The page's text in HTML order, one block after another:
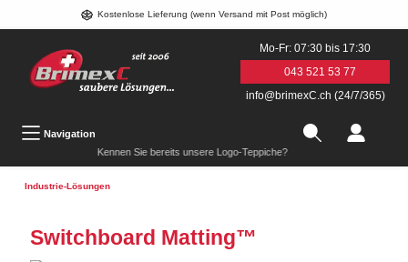
Kostenlose Lieferung (wenn Versand mit Post möglich)
Mo-Fr: 07:30 bis 17:30
043 521 53 77
info@brimexC.ch (24/7/365)
Navigation
Kennen Sie bereits unsere Logo-Teppiche?
Industrie-Lösungen
Switchboard Matting™